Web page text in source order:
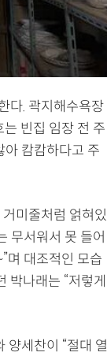
다. 곽지해수욕장
빈집 임장 전 주
아 캄캄하다고 주
미줄처럼 얽혀있
무서워서 못 들어
며 대조적인 모습
박나래는 “저렇게
양세찬이 “절대 열